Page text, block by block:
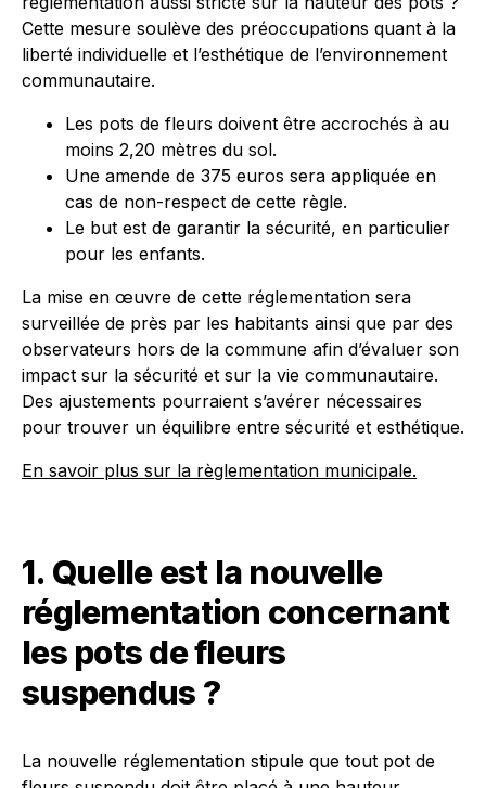
Cette mesure soulève des préoccupations quant à la
liberté individuelle et l’esthétique de l’environnement
communautaire.
Les pots de fleurs doivent être accrochés à au
moins 2,20 mètres du sol.
Une amende de 375 euros sera appliquée en
cas de non-respect de cette règle.
Le but est de garantir la sécurité, en particulier
pour les enfants.
La mise en œuvre de cette réglementation sera
surveillée de près par les habitants ainsi que par des
observateurs hors de la commune afin d’évaluer son
impact sur la sécurité et sur la vie communautaire.
Des ajustements pourraient s’avérer nécessaires
pour trouver un équilibre entre sécurité et esthétique.
En savoir plus sur la règlementation municipale.
1. Quelle est la nouvelle
réglementation concernant
les pots de fleurs
suspendus ?
La nouvelle réglementation stipule que tout pot de